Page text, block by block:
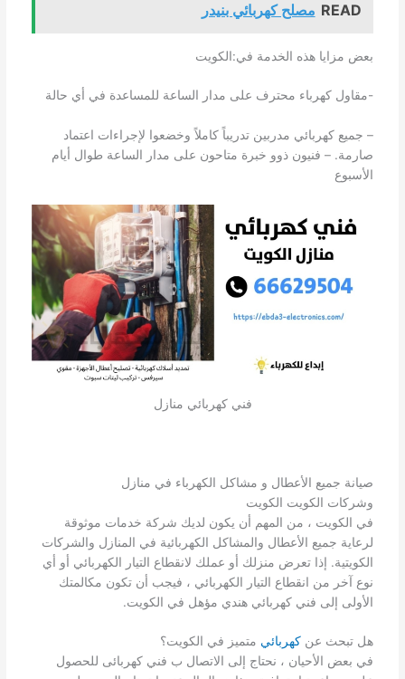
READ مصلح كهربائي بنيدر
بعض مزايا هذه الخدمة في:الكويت
-مقاول كهرباء محترف على مدار الساعة للمساعدة في أي حالة
– جميع كهربائي مدربين تدريباً كاملاً وخضعوا لإجراءات اعتماد
صارمة. – فنيون ذوو خبرة متاحون على مدار الساعة طوال أيام
الأسبوع
فني كهربائي منازل
صيانة جميع الأعطال و مشاكل الكهرباء في منازل
وشركات الكويت الكويت
في الكويت ، من المهم أن يكون لديك شركة خدمات موثوقة
لرعاية جميع الأعطال والمشاكل الكهربائية في المنازل والشركات
الكويتية. إذا تعرض منزلك أو عملك لانقطاع التيار الكهربائي أو أي
نوع آخر من انقطاع التيار الكهربائي ، فيجب أن تكون مكالمتك
الأولى إلى فني كهربائي هندي مؤهل في الكويت.
هل تبحث عن كهربائي متميز في الكويت؟
في بعض الأحيان ، نحتاج إلى الاتصال ب فني كهربائى للحصول